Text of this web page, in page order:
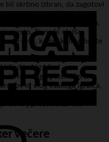
bil skrbno izbran, da zagotovi
med igro. Vse je lepo
aluminijastem kovčku,
mesto. To ne le olajša
seta, kamorkoli se boste
blind in big blind – so
in tekočega poteka igre.
in vlog vsakega igralca,
igro. Podloga
dovolj prostora za vse
večere